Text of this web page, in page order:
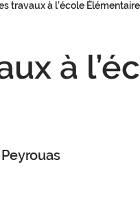
travaux à l’école
à